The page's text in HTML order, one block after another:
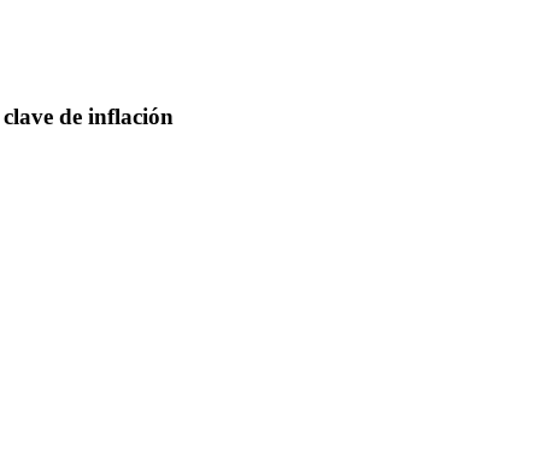
de inflación